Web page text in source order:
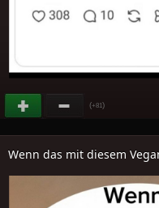
(+81)
Wenn das mit diesem